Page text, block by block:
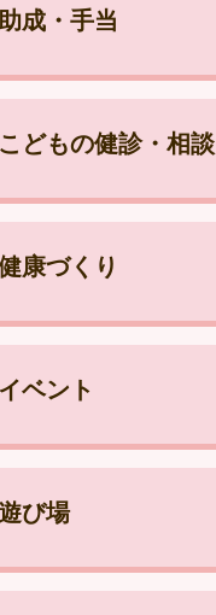
成・手当
こどもの健診・相談
康づくり
イベント
び場